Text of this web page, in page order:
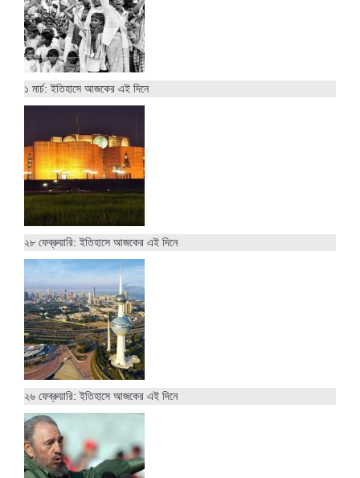
১ মার্চ: ইতিহাসে আজকের এই দিনে
২৮ ফেব্রুয়ারি: ইতিহাসে আজকের এই দিনে
২৬ ফেব্রুয়ারি: ইতিহাসে আজকের এই দিনে